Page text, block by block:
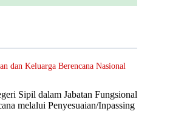
dan Keluarga Berencana Nasional
Sipil dalam Jabatan Fungsional
melalui Penyesuaian/Inpassing